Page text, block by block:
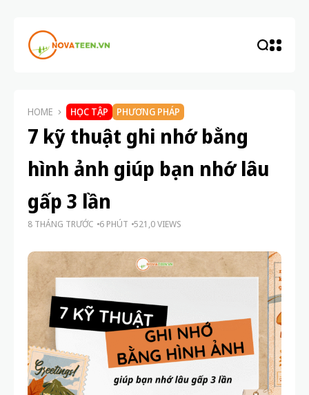
HOME HỌC TẬP PHƯƠNG PHÁP
7 kỹ thuật ghi nhớ bằng
hình ảnh giúp bạn nhớ lâu
gấp 3 lần
8 THÁNG TRƯỚC 6 PHÚT 521,0 VIEWS